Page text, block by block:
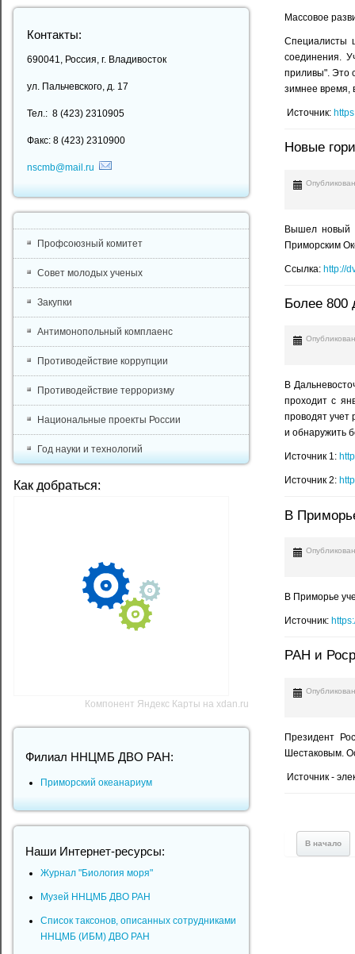
Массовое
Специалисты
соединения.
приливы". Это
зимнее время,
Источник:
Новые
Вышел новый
Приморским
Ссылка: http://
Более 800
В
проходит с
проводят
и обнаружить
Источник 1:
Источник 2:
В
В Приморье
Источник:
РАН и
Президент
Шестаковым.
Источник -
В начало
Контакты:
690041, Россия, г. Владивосток
ул. Пальчевского, д. 17
Тел.: 8 (423) 2310905
Факс: 8 (423) 2310900
nscmb@mail.ru
Профсоюзный комитет
Совет молодых ученых
Закупки
Антимонопольный комплаенс
Противодействие коррупции
Противодействие терроризму
Национальные проекты России
Год науки и технологий
Как добраться:
Компонент Яндекс Карты на xdan.ru
Филиал ННЦМБ ДВО РАН:
Приморский океанариум
Наши Интернет-ресурсы:
Журнал "Биология моря"
Музей ННЦМБ ДВО РАН
Список таксонов, описанных сотрудниками
ННЦМБ (ИБМ) ДВО РАН